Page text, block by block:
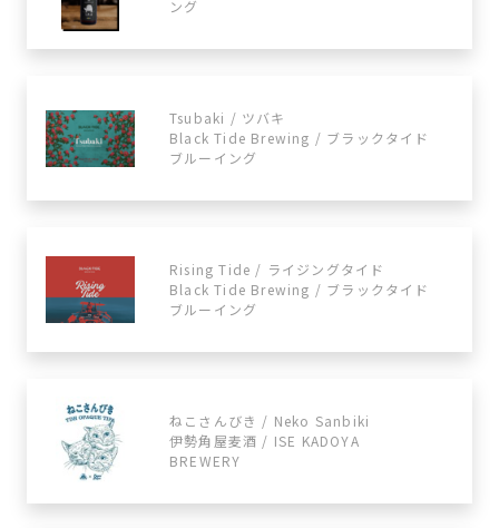
ング
Tsubaki / ツバキ
Black Tide Brewing / ブラックタイド
ブルーイング
Rising Tide / ライジングタイド
Black Tide Brewing / ブラックタイド
ブルーイング
ねこさんびき / Neko Sanbiki
伊勢角屋麦酒 / ISE KADOYA
BREWERY